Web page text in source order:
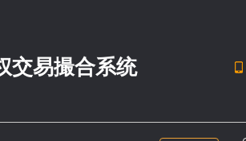
交易撮合系统